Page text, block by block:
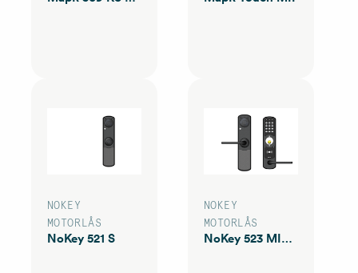
NOKEY
MOTORLÅS
NoKey 521 S
NOKEY
MOTORLÅS
NoKey 523 MIF KS20